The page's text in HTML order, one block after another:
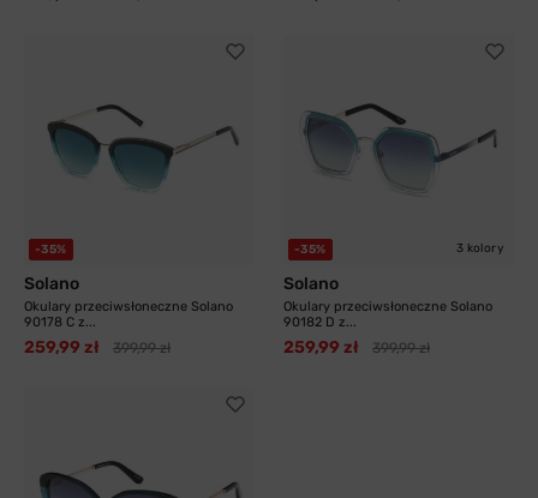
-35%
Solano
Okulary przeciwsłoneczne Solano
90178 C z...
259,99 zł 399,99 zł
-35% 3 kolory
Solano
Okulary przeciwsłoneczne Solano
90182 D z...
259,99 zł 399,99 zł